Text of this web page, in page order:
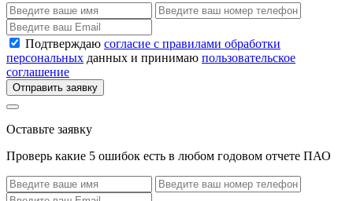
Подтверждаю согласие с правилами обработки
персональных данных и принимаю пользовательское
соглашение
Отправить заявку
Оставьте заявку
Проверь какие 5 ошибок есть в любом годовом отчете ПАО